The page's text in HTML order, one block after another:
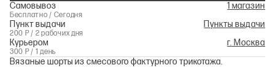
Самовывоз
1 магазин
Бесплатно / Сегодня
Пункт выдачи Пункты выдачи
200 Р / 2 рабочих дня
Курьером г. Москва
300 Р / 1 день
Вязаные шорты из смесового фактурного трикотажа.